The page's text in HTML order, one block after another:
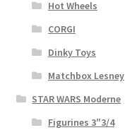
Hot Wheels
CORGI
Dinky Toys
Matchbox Lesney
STAR WARS Moderne
Figurines 3″3/4